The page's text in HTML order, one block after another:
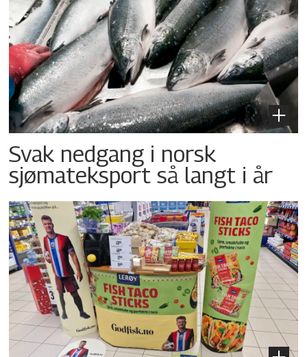
Svak nedgang i norsk
sjømateksport så langt i år